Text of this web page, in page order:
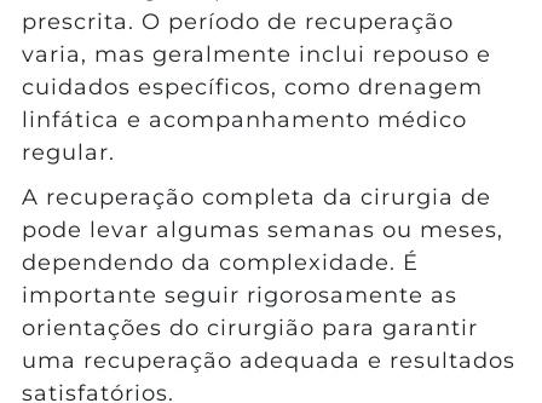
prescrita. O período de recuperação
varia, mas geralmente inclui repouso e
cuidados específicos, como drenagem
linfática e acompanhamento médico
regular.
A recuperação completa da cirurgia de
pode levar algumas semanas ou meses,
dependendo da complexidade. É
importante seguir rigorosamente as
orientações do cirurgião para garantir
uma recuperação adequada e resultados
satisfatórios.